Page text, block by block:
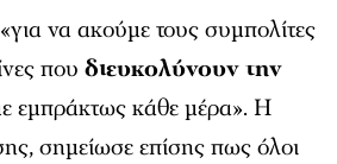
να ακούμε τους συμπολίτες
πουδιευκολύνουν την
εμπράκτως κάθε μέρα». Η
σημείωσε επίσης πως όλοι